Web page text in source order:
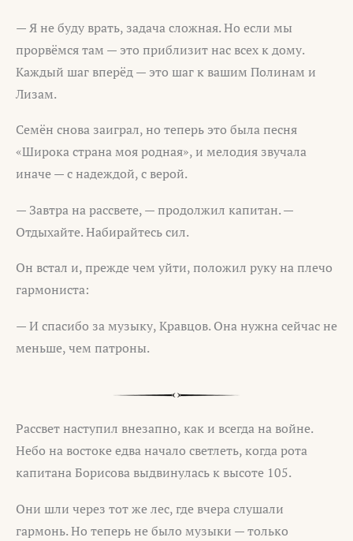
— Я не буду врать, задача сложная. Но если мы
прорвёмся там — это приблизит нас всех к дому.
Каждый шаг вперёд — это шаг к вашим Полинам и
Лизам.
Семён снова заиграл, но теперь это была песня
«Широка страна моя родная», и мелодия звучала
иначе — с надеждой, с верой.
— Завтра на рассвете, — продолжил капитан. —
Отдыхайте. Набирайтесь сил.
Он встал и, прежде чем уйти, положил руку на плечо
гармониста:
— И спасибо за музыку, Кравцов. Она нужна сейчас не
меньше, чем патроны.
Рассвет наступил внезапно, как и всегда на войне.
Небо на востоке едва начало светлеть, когда рота
капитана Борисова выдвинулась к высоте 105.
Они шли через тот же лес, где вчера слушали
гармонь. Но теперь не было музыки — только